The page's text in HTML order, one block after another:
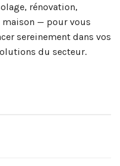
rénovation,
— pour vous
sereinement dans vos
du secteur.